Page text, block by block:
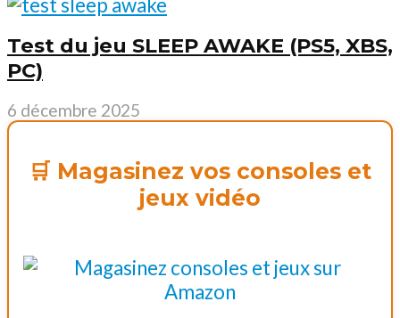
Test du jeu SLEEP AWAKE (PS5, XBS,
PC)
6 décembre 2025
🛒 Magasinez vos consoles et
jeux vidéo